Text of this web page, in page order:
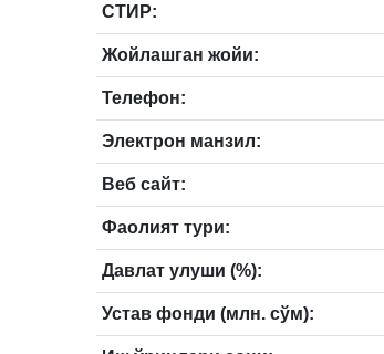
СТИР:
Жойлашган жойи:
Телефон:
Электрон манзил:
Веб сайт:
Фаолият тури:
Давлат улуши (%):
Устав фонди (млн. сўм):